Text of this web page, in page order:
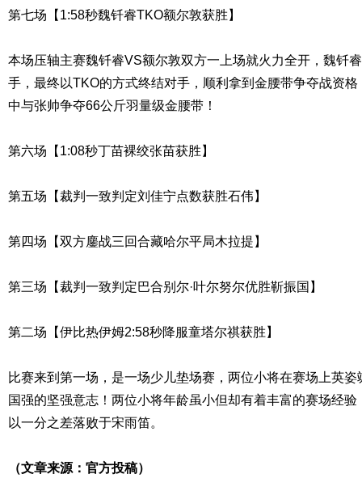
第七场【1:58秒魏钎睿TKO额尔敦获胜】
本场压轴主赛魏钎睿VS额尔敦双方一上场就火力全开，魏钎
手，最终以TKO的方式终结对手，顺利拿到金腰带争夺战资
中与张帅争夺66公斤羽量级金腰带！
第六场【1:08秒丁苗裸绞张苗获胜】
第五场【裁判一致判定刘佳宁点数获胜石伟】
第四场【双方鏖战三回合藏哈尔平局木拉提】
第三场【裁判一致判定巴合别尔·叶尔努尔优胜靳振国】
第二场【伊比热伊姆2:58秒降服童塔尔祺获胜】
比赛来到第一场，是一场少儿垫场赛，两位小将在赛场上英
国强的坚强意志！两位小将年龄虽小但却有着丰富的赛场经
以一分之差落败于宋雨笛。
（文章来源：官方投稿）